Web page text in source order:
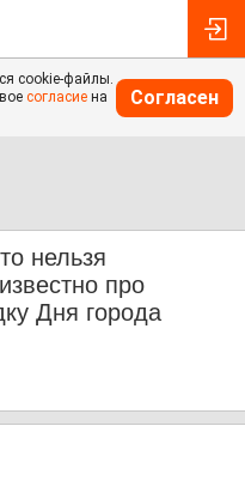
cookie-файлы.
согласие на
Согласен
нельзя
про
Дня города